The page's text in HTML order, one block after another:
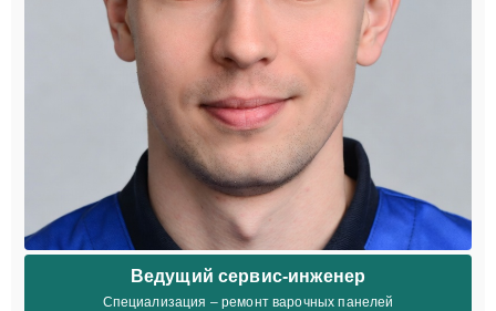
Ведущий сервис-инженер
Специализация – ремонт варочных панелей